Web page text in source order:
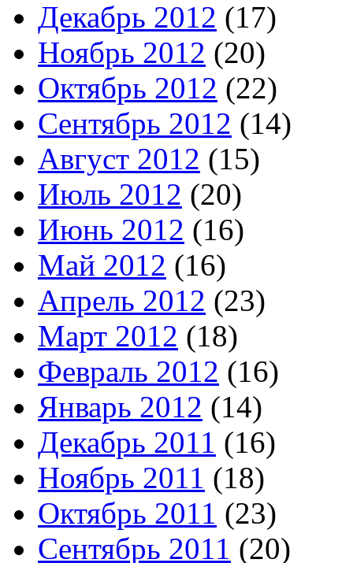
Декабрь 2012 (17)
Ноябрь 2012 (20)
Октябрь 2012 (22)
Сентябрь 2012 (14)
Август 2012 (15)
Июль 2012 (20)
Июнь 2012 (16)
Май 2012 (16)
Апрель 2012 (23)
Март 2012 (18)
Февраль 2012 (16)
Январь 2012 (14)
Декабрь 2011 (16)
Ноябрь 2011 (18)
Октябрь 2011 (23)
Сентябрь 2011 (20)